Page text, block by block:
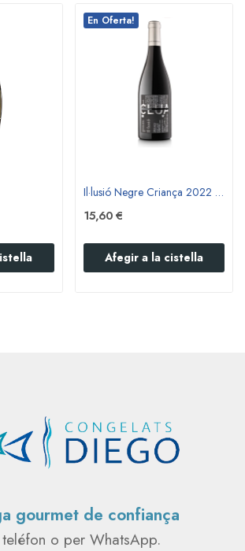
En Oferta!
Il·lusió Negre Criança 2022 - Clua Terra Alta
15,60 €
Afegir a la cistella
gourmet de confiança
o per WhatsApp.